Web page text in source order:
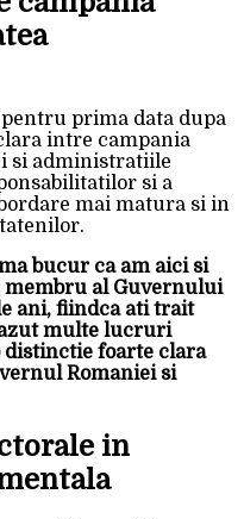
prima data dupa
intre campania
si administratiile
si a
mai matura si in
bucur ca am aici si
membru al Guvernului
ani, fiindca ati trait
multe lucruri
distinctie foarte clara
Romaniei si
in